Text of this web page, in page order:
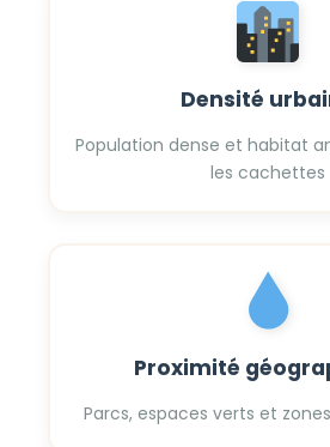
Densité
Population dense et habitat
les cachettes
Proximité
Parcs, espaces verts et